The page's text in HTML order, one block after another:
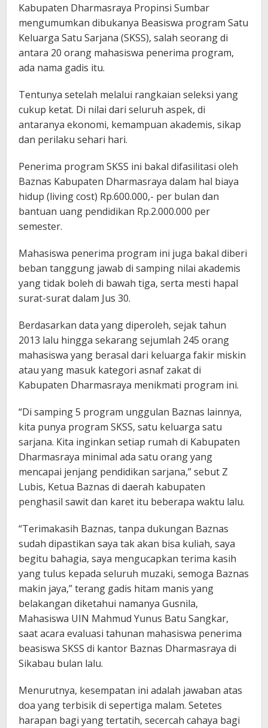
Kabupaten Dharmasraya Propinsi Sumbar
mengumumkan dibukanya Beasiswa program Satu
Keluarga Satu Sarjana (SKSS), salah seorang di
antara 20 orang mahasiswa penerima program,
ada nama gadis itu.
Tentunya setelah melalui rangkaian seleksi yang
cukup ketat. Di nilai dari seluruh aspek, di
antaranya ekonomi, kemampuan akademis, sikap
dan perilaku sehari hari.
Penerima program SKSS ini bakal difasilitasi oleh
Baznas Kabupaten Dharmasraya dalam hal biaya
hidup (living cost) Rp.600.000,- per bulan dan
bantuan uang pendidikan Rp.2.000.000 per
semester.
Mahasiswa penerima program ini juga bakal diberi
beban tanggung jawab di samping nilai akademis
yang tidak boleh di bawah tiga, serta mesti hapal
surat-surat dalam Jus 30.
Berdasarkan data yang diperoleh, sejak tahun
2013 lalu hingga sekarang sejumlah 245 orang
mahasiswa yang berasal dari keluarga fakir miskin
atau yang masuk kategori asnaf zakat di
Kabupaten Dharmasraya menikmati program ini.
“Di samping 5 program unggulan Baznas lainnya,
kita punya program SKSS, satu keluarga satu
sarjana. Kita inginkan setiap rumah di Kabupaten
Dharmasraya minimal ada satu orang yang
mencapai jenjang pendidikan sarjana,” sebut Z
Lubis, Ketua Baznas di daerah kabupaten
penghasil sawit dan karet itu beberapa waktu lalu.
“Terimakasih Baznas, tanpa dukungan Baznas
sudah dipastikan saya tak akan bisa kuliah, saya
begitu bahagia, saya mengucapkan terima kasih
yang tulus kepada seluruh muzaki, semoga Baznas
makin jaya,” terang gadis hitam manis yang
belakangan diketahui namanya Gusnila,
Mahasiswa UIN Mahmud Yunus Batu Sangkar,
saat acara evaluasi tahunan mahasiswa penerima
beasiswa SKSS di kantor Baznas Dharmasraya di
Sikabau bulan lalu.
Menurutnya, kesempatan ini adalah jawaban atas
doa yang terbisik di sepertiga malam. Setetes
harapan bagi yang tertatih, secercah cahaya bagi